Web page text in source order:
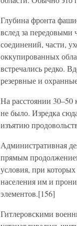
Глубина фронта
вслед за
соединений, части,
оккупированных
встречались редко.
резервные и
На расстоянии 30–50
не было. Изредка
изъятию
Административная
прямым
условия, при
населения им и
элементов.[156]
Гитлеровскими